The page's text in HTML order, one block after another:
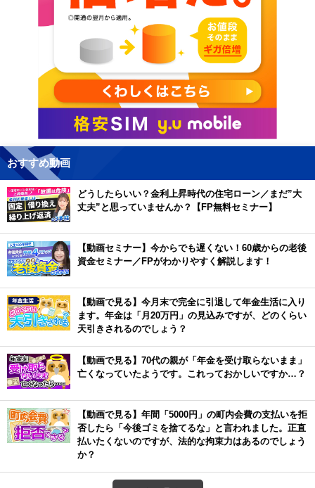
おすすめ動画
どうしたらいい？金利上昇時代の住宅ローン／まだ”大
丈夫”と思っていませんか？【FP無料セミナー】
【動画セミナー】今からでも遅くない！60歳からの老後
資金セミナー／FPがわかりやすく解説します！
【動画で見る】今月末で完全に引退して年金生活に入り
ます。年金は「月20万円」の見込みですが、どのくらい
天引きされるのでしょう？
【動画で見る】70代の親が「年金を受け取らないまま」
亡くなっていたようです。これっておかしいですか…？
【動画で見る】年間「5000円」の町内会費の支払いを拒
否したら「今後ゴミを捨てるな」と言われました。正直
払いたくないのですが、法的な拘束力はあるのでしょう
か？